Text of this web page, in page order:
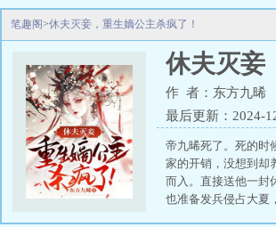
笔趣阁>休夫灭妾，重生嫡公主杀疯了！
休夫灭妾
作 者：东方九晞
最后更新：2024-
帝九晞死了。死的时
家的开销，没想到却
而入。直接送他一封
也准备发兵侵占大夏